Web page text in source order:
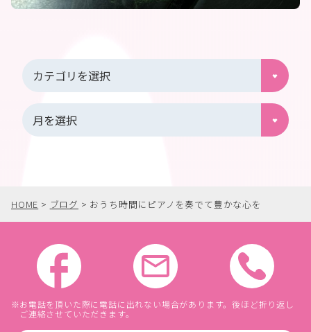
HOME > ブログ > おうち時間にピアノを奏でて豊かな心を
お電話を頂いた際に電話に出れない場合があります。後ほど折り返し
ご連絡させていただきます。